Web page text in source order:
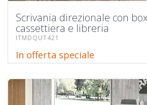
Scrivania direzionale con
cassettiera e libreria
ITMDQUT421
In offerta speciale